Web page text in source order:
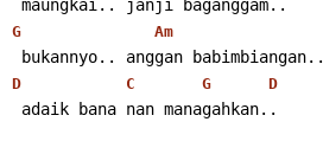
maungkai.. janji baganggam..
G Am
bukannyo.. anggan babimbiangan..
D C G D
adaik bana nan managahkan..